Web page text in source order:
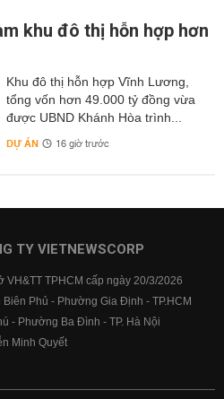
khu đô thị hỗn hợp hơn
Khu đô thị hỗn hợp Vĩnh Lương,
tổng vốn hơn 49.000 tỷ đồng vừa
được UBND Khánh Hòa trình...
DỰ ÁN 16 giờ trước
TY VIETNEWSCORP
TPHCM cấp ngày 20/3/2026
Phủ - Phường Gia Định - TP.HCM
- Phường Ba Đình - TP. Hà Nội
Minh Quyết